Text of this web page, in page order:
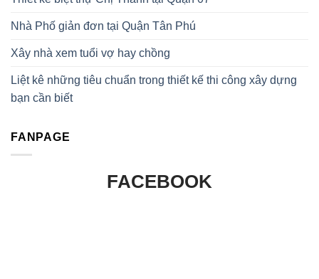
Nhà Phố giản đơn tại Quận Tân Phú
Xây nhà xem tuổi vợ hay chồng
Liệt kê những tiêu chuẩn trong thiết kế thi công xây dựng
bạn cần biết
FANPAGE
FACEBOOK